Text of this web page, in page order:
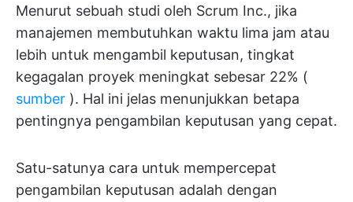
Menurut sebuah studi oleh Scrum Inc., jika
manajemen membutuhkan waktu lima jam atau
lebih untuk mengambil keputusan, tingkat
kegagalan proyek meningkat sebesar 22% (
sumber ). Hal ini jelas menunjukkan betapa
pentingnya pengambilan keputusan yang cepat.
Satu-satunya cara untuk mempercepat
pengambilan keputusan adalah dengan